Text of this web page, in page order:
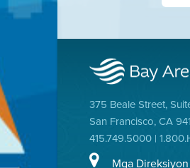
375 Beale Street,
San Francisco, CA
415.749.5000 |
Mga Direksiyon